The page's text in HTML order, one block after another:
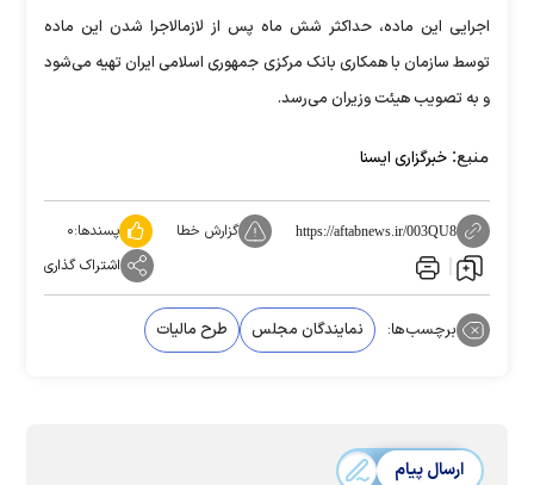
اجرایی این ماده، حداکثر شش ماه پس از لازم‎الاجرا شدن این ماده
توسط سازمان با همکاری بانک مرکزی جمهوری اسلامی ایران تهیه می‌شود
و به تصویب هیئت وزیران می‌رسد.
منبع: خبرگزاری ایسنا
https://aftabnews.ir/003QU8 گزارش خطا پسندها:۰
اشتراک گذاری
برچسب‌ها: نمایندگان مجلس طرح مالیات
ارسال پیام